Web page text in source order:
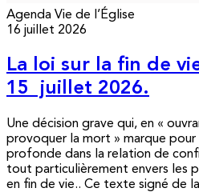
Agenda Vie de l’Église
16 juillet 2026
La loi sur la fin de
15 juillet 2026.
Une décision grave qui, en «
provoquer la mort » marque
profonde dans la relation de
tout particulièrement envers les
en fin de vie.. Ce texte signé de